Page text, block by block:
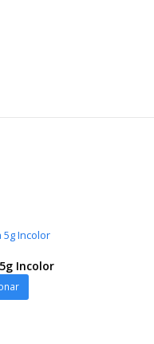
Incolor